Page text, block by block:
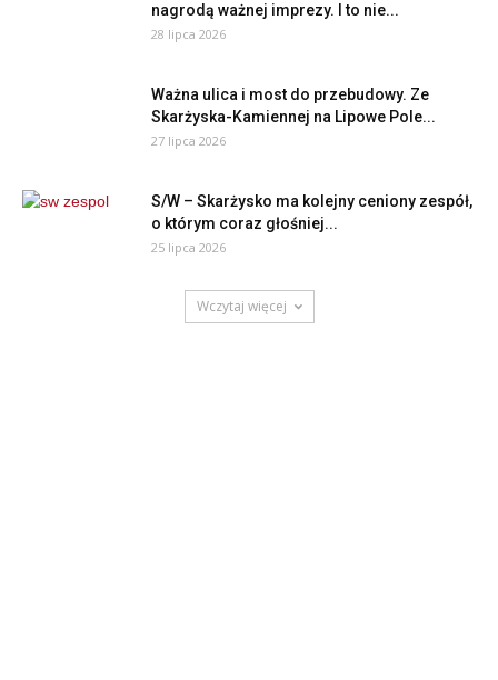
nagrodą ważnej imprezy. I to nie...
28 lipca 2026
Ważna ulica i most do przebudowy. Ze
Skarżyska-Kamiennej na Lipowe Pole...
27 lipca 2026
S/W – Skarżysko ma kolejny ceniony zespół,
o którym coraz głośniej...
25 lipca 2026
Wczytaj więcej